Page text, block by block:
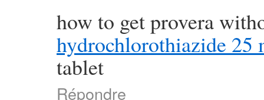
how to get provera
hydrochlorothiazide 25
tablet
Répondre